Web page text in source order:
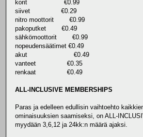
korit €0.99
siivet €0.29
nitro moottorit €0.99
pakoputket €0.49
sähkömoottorit €0.99
nopeudensäätimet €0.49
akut €0.49
vanteet €0.35
renkaat €0.49
ALL-INCLUSIVE MEMBERSHIPS
Paras ja edelleen edullisin vaihtoehto
ominaisuuksien saamiseksi, on ALL-
myydään 3,6,12 ja 24kk:n määrä ajaksi.